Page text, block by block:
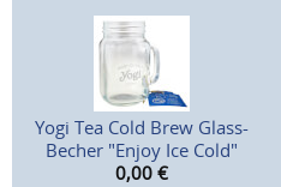
Yogi Tea Cold Brew Glass-
Becher "Enjoy Ice Cold"
0,00 €